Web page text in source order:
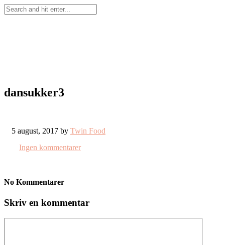
dansukker3
5 august, 2017 by Twin Food
Ingen kommentarer
No Kommentarer
Skriv en kommentar